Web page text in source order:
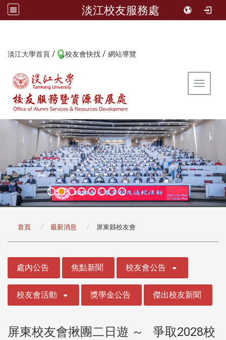
淡江校友服務處
淡江大學首頁 / 校友會快找 / 網站導覽
Toggle
首頁 最新消息 屏東縣校友會
處內公告 焦點新聞 校友會公告
校友會活動 獎學金公告 傑出校友新聞
屏東校友會揪團二日遊 ～ 爭取2028校